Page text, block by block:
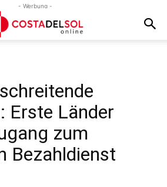
- Werbung -
Erste Länder
zum
Bezahldienst